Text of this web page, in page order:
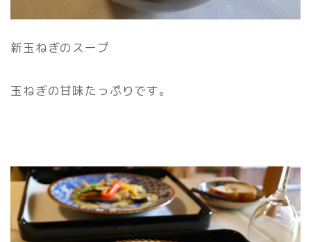
新玉ねぎのスープ
玉ねぎの甘味たっぷりです。